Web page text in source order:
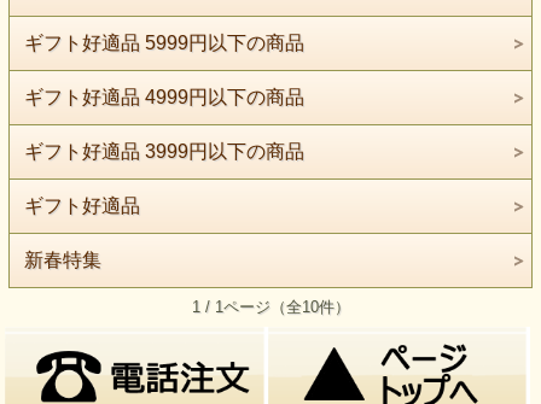
ギフト好適品 5999円以下の商品
ギフト好適品 4999円以下の商品
ギフト好適品 3999円以下の商品
ギフト好適品
新春特集
1 / 1ページ（全10件）